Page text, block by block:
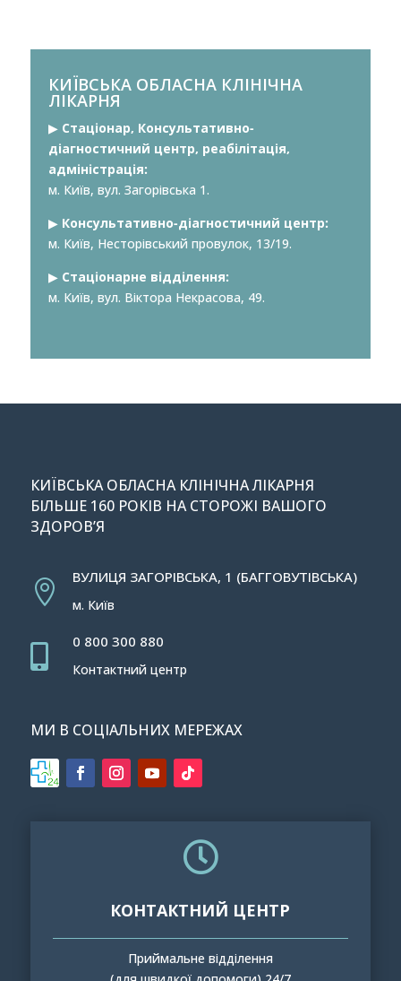
КИЇВСЬКА ОБЛАСНА КЛІНІЧНА
ЛІКАРНЯ
▶︎Стаціонар, Консультативно-
діагностичний центр, реабілітація,
адміністрація:
м. Київ, вул. Загорівська 1.
▶︎ Консультативно-діагностичний центр:
м. Київ, Несторівський провулок, 13/19.
▶︎ Стаціонарне відділення:
м. Київ, вул. Віктора Некрасова, 49.
КИЇВСЬКА ОБЛАСНА КЛІНІЧНА ЛІКАРНЯ
БІЛЬШЕ 160 РОКІВ НА СТОРОЖІ ВАШОГО
ЗДОРОВ’Я

ВУЛИЦЯ ЗАГОРІВСЬКА, 1 (БАГГОВУТІВСЬКА)
м. Київ

0 800 300 880
Контактний центр
МИ В СОЦІАЛЬНИХ МЕРЕЖАХ

КОНТАКТНИЙ ЦЕНТР
Приймальне відділення